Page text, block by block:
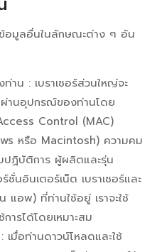
บข้อมูลอื่นในลักษณะต่าง ๆ อัน
าน : เบราเซอร์ส่วนใหญ่จะ
ผ่านอุปกรณ์ของท่านโดย
Control (MAC)
หรือ Macintosh) ความคม
ปฏิบัติการ ผู้ผลิตและรุ่น
ชั่นอินเตอร์เน็ต เบราเซอร์และ
แอพ) ที่ท่านใช้อยู่ เราจะใช้
ารได้โดยเหมาะสม
มื่อท่านดาวน์โหลดและใช้